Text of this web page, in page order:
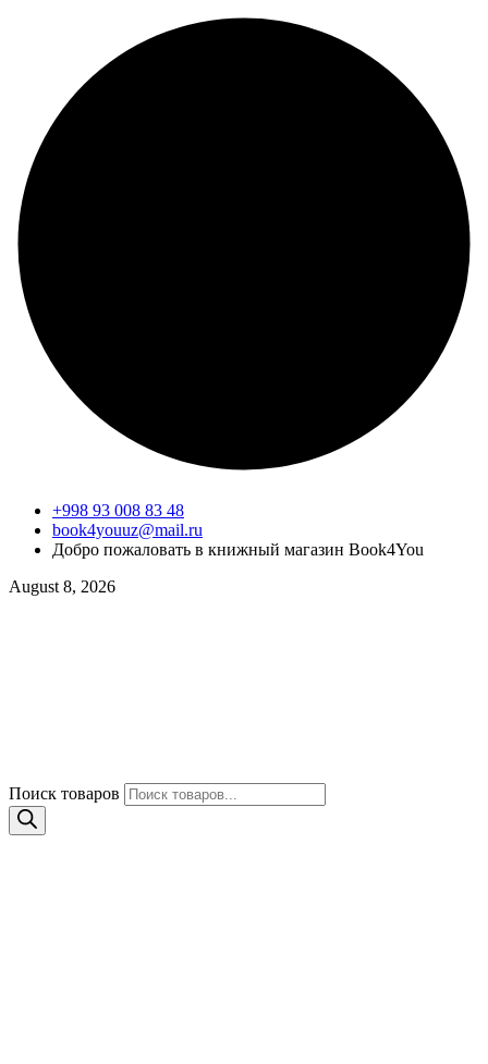
+998 93 008 83 48
book4youuz@mail.ru
Добро пожаловать в книжный магазин Book4You
August 8, 2026
Поиск товаров